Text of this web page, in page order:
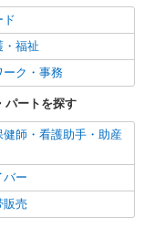
ド
・福祉
ーク・事務
パートを探す
健師・看護助手・助産
バー
販売